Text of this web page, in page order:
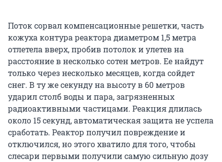
Поток сорвал компенсационные решетки, часть
кожуха контура реактора диаметром 1,5 метра
отлетела вверх, пробив потолок и улетев на
расстояние в несколько сотен метров. Ее найдут
только через несколько месяцев, когда сойдет
снег. В ту же секунду на высоту в 60 метров
ударил столб воды и пара, загрязненных
радиоактивными частицами. Реакция длилась
около 15 секунд, автоматическая защита не успела
сработать. Реактор получил повреждение и
отключился, но этого хватило для того, чтобы
слесари первыми получили самую сильную дозу